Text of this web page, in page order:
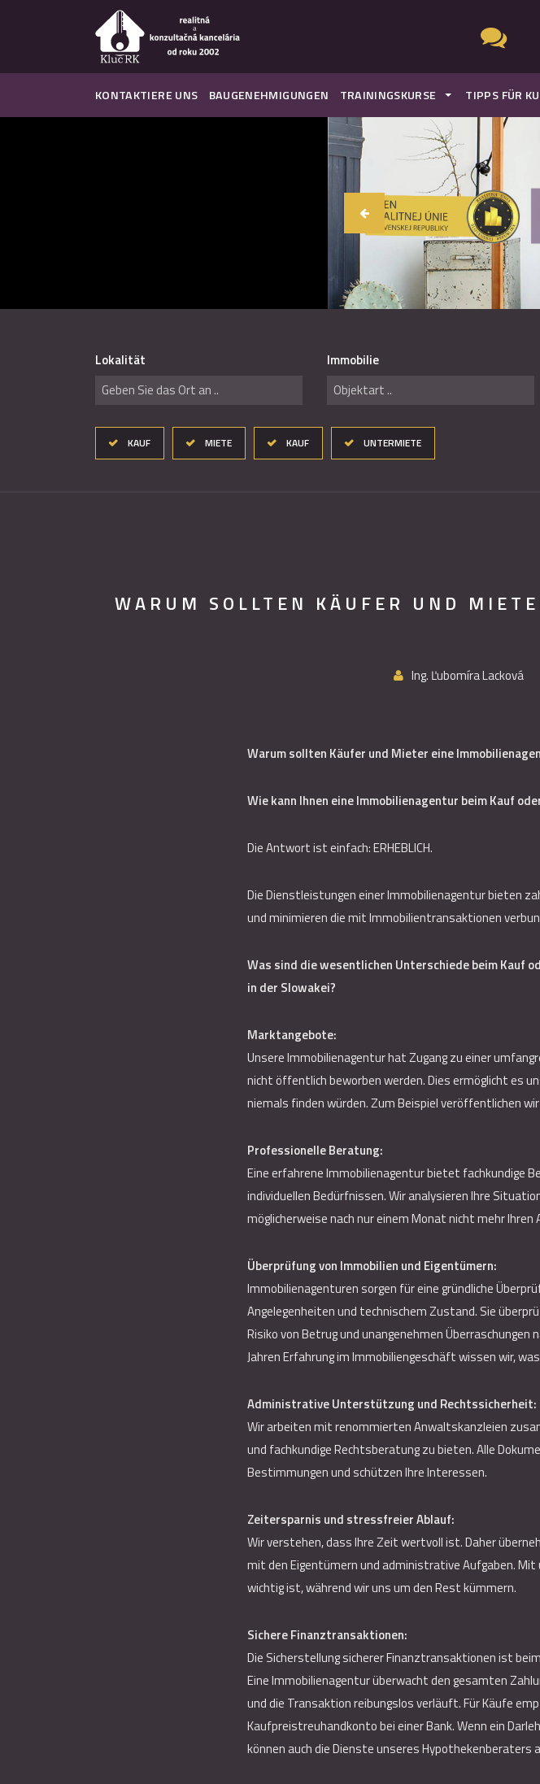
KONTAKTIERE UNS BAUGENEHMIGUNGEN TRAININGSKURSE TIPPS FÜR
Lokalität
Geben Sie das Ort an ..
Immobilie
Objektart ..
KAUF MIETE KAUF UNTERMIETE
WARUM SOLLTEN KÄUFER UND
Ing. Ľubomíra Lacková
Warum sollten Käufer und Mieter eine
Wie kann Ihnen eine Immobilienagentur beim Kauf
Die Antwort ist einfach: ERHEBLICH.
Die Dienstleistungen einer Immobilienagentur bieten
und minimieren die mit Immobilientransaktionen
Was sind die wesentlichen Unterschiede beim Kauf
in der Slowakei?
Marktangebote:
Unsere Immobilienagentur hat Zugang zu einer
nicht öffentlich beworben werden. Dies ermöglicht es
niemals finden würden. Zum Beispiel veröffentlichen
Professionelle Beratung:
Eine erfahrene Immobilienagentur bietet fachkundige
individuellen Bedürfnissen. Wir analysieren Ihre
möglicherweise nach nur einem Monat nicht mehr
Überprüfung von Immobilien und Eigentümern:
Immobilienagenturen sorgen für eine gründliche
Angelegenheiten und technischem Zustand. Sie
Risiko von Betrug und unangenehmen
Jahren Erfahrung im Immobiliengeschäft wissen wir,
Administrative Unterstützung und Rechtssicherheit:
Wir arbeiten mit renommierten Anwaltskanzleien
und fachkundige Rechtsberatung zu bieten. Alle
Bestimmungen und schützen Ihre Interessen.
Zeitersparnis und stressfreier Ablauf:
Wir verstehen, dass Ihre Zeit wertvoll ist. Daher
mit den Eigentümern und administrative Aufgaben.
wichtig ist, während wir uns um den Rest kümmern.
Sichere Finanztransaktionen:
Die Sicherstellung sicherer Finanztransaktionen ist
Eine Immobilienagentur überwacht den gesamten
und die Transaktion reibungslos verläuft. Für Käufe
Kaufpreistreuhandkonto bei einer Bank. Wenn ein
können auch die Dienste unseres Hypothekenberaters